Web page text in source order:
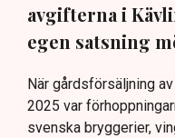
avgifterna i
egen satsning
När gårdsförsäljning
2025 var
svenska bryggerier,